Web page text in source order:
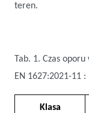
teren.
Tab. 1. Czas
EN 1627:2021-11 :
Klasa